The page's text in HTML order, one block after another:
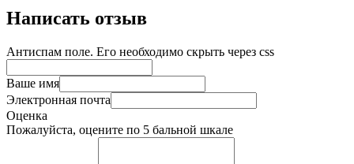
Написать отзыв
Антиспам поле. Его необходимо скрыть через css
Ваше имя
Электронная почта
Оценка
Пожалуйста, оцените по 5 бальной шкале